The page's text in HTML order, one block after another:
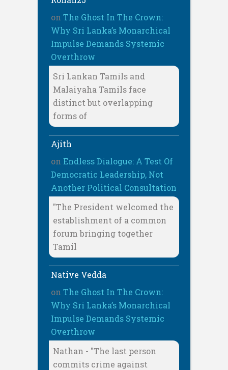
on The Ghost In The Crown:
Why Sri Lanka’s Monarchical
Impulse Demands Systemic
Overthrow
Sri Lankan Tamils and
Malaiyaha Tamils face
distinct but overlapping
forms of
Ajith
on Endless Dialogue: A Test Of
Democratic Leadership, Not
Another Political Consultation
"The President welcomed the
establishment of a common
forum bringing together
Tamil
Native Vedda
on The Ghost In The Crown:
Why Sri Lanka’s Monarchical
Impulse Demands Systemic
Overthrow
Nathan - "The last person
commits crime against